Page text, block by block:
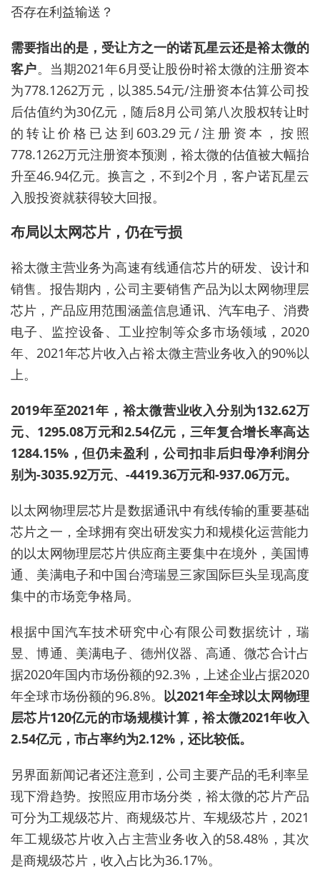
否存在利益输送？
需要指出的是，受让方之一的诺瓦星云还是裕太微的
客户。当期2021年6月受让股份时裕太微的注册资本
为778.1262万元，以385.54元/注册资本估算公司投
后估值约为30亿元，随后8月公司第八次股权转让时
的转让价格已达到603.29元/注册资本，按照
778.1262万元注册资本预测，裕太微的估值被大幅抬
升至46.94亿元。换言之，不到2个月，客户诺瓦星云
入股投资就获得较大回报。
布局以太网芯片，仍在亏损
裕太微主营业务为高速有线通信芯片的研发、设计和
销售。报告期内，公司主要销售产品为以太网物理层
芯片，产品应用范围涵盖信息通讯、汽车电子、消费
电子、监控设备、工业控制等众多市场领域，2020
年、2021年芯片收入占裕太微主营业务收入的90%以
上。
2019年至2021年，裕太微营业收入分别为132.62万
元、1295.08万元和2.54亿元，三年复合增长率高达
1284.15%，但仍未盈利，公司扣非后归母净利润分
别为-3035.92万元、-4419.36万元和-937.06万元。
以太网物理层芯片是数据通讯中有线传输的重要基础
芯片之一，全球拥有突出研发实力和规模化运营能力
的以太网物理层芯片供应商主要集中在境外，美国博
通、美满电子和中国台湾瑞昱三家国际巨头呈现高度
集中的市场竞争格局。
根据中国汽车技术研究中心有限公司数据统计，瑞
昱、博通、美满电子、德州仪器、高通、微芯合计占
据2020年国内市场份额的92.3%，上述企业占据2020
年全球市场份额的96.8%。 以2021年全球以太网物理
层芯片120亿元的市场规模计算，裕太微2021年收入
2.54亿元，市占率约为2.12%，还比较低。
另界面新闻记者还注意到，公司主要产品的毛利率呈
现下滑趋势。按照应用市场分类，裕太微的芯片产品
可分为工规级芯片、商规级芯片、车规级芯片，2021
年工规级芯片收入占主营业务收入的58.48%，其次
是商规级芯片，收入占比为36.17%。